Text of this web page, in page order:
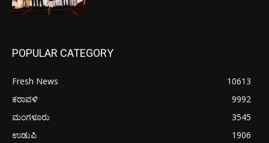
POPULAR CATEGORY
Fresh News
10613
ಕರಾವಳಿ
9992
ಮಂಗಳೂರು
3545
ಉಡುಪಿ
1906